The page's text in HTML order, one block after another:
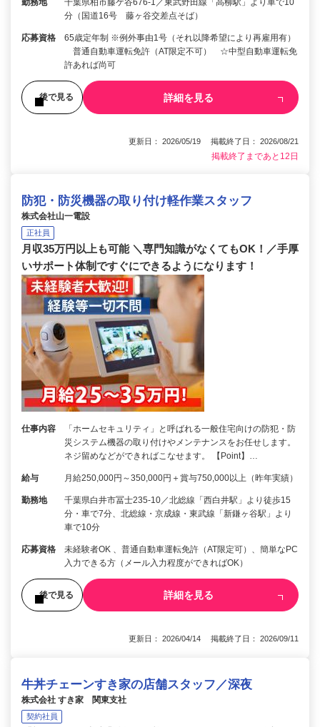
勤務地
千葉県柏市藤ケ谷676-1／東武野田線「高柳駅」より車で10
分（国道16号 藤ヶ谷交差点そば）
応募資格
65歳定年制 ※例外事由1号（それ以降希望により再雇用有）
普通自動車運転免許（AT限定不可） ☆中型自動車運転免
許あれば尚可
後で見る 詳細を見る
更新日： 2026/05/19 掲載終了日： 2026/08/21
掲載終了まであと12日
防犯・防災機器の取り付け軽作業スタッフ
株式会社山一電設
正社員
月収35万円以上も可能 ＼専門知識がなくてもOK！／手厚
いサポート体制ですぐにできるようになります！
仕事内容
「ホームセキュリティ」と呼ばれる一般住宅向けの防犯・防
災システム機器の取り付けやメンテナンスをお任せします。
ネジ留めなどができればこなせます。 【Point】…
給与 月給250,000円～350,000円＋賞与750,000以上（昨年実績）
勤務地
千葉県白井市冨士235-10／北総線「西白井駅」より徒歩15
分・車で7分、北総線・京成線・東武線「新鎌ヶ谷駅」より
車で10分
応募資格
未経験者OK 、普通自動車運転免許（AT限定可）、簡単なPC
入力できる方（メール入力程度ができればOK）
後で見る 詳細を見る
更新日： 2026/04/14 掲載終了日： 2026/09/11
牛丼チェーンすき家の店舗スタッフ／深夜
株式会社 すき家 関東支社
契約社員